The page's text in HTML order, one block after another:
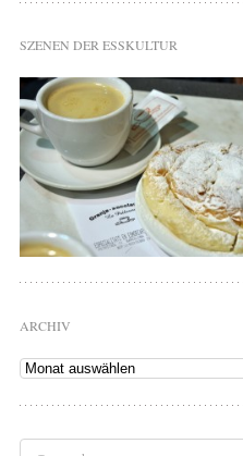
SZENEN DER ESSKULTUR
ARCHIV
Archiv